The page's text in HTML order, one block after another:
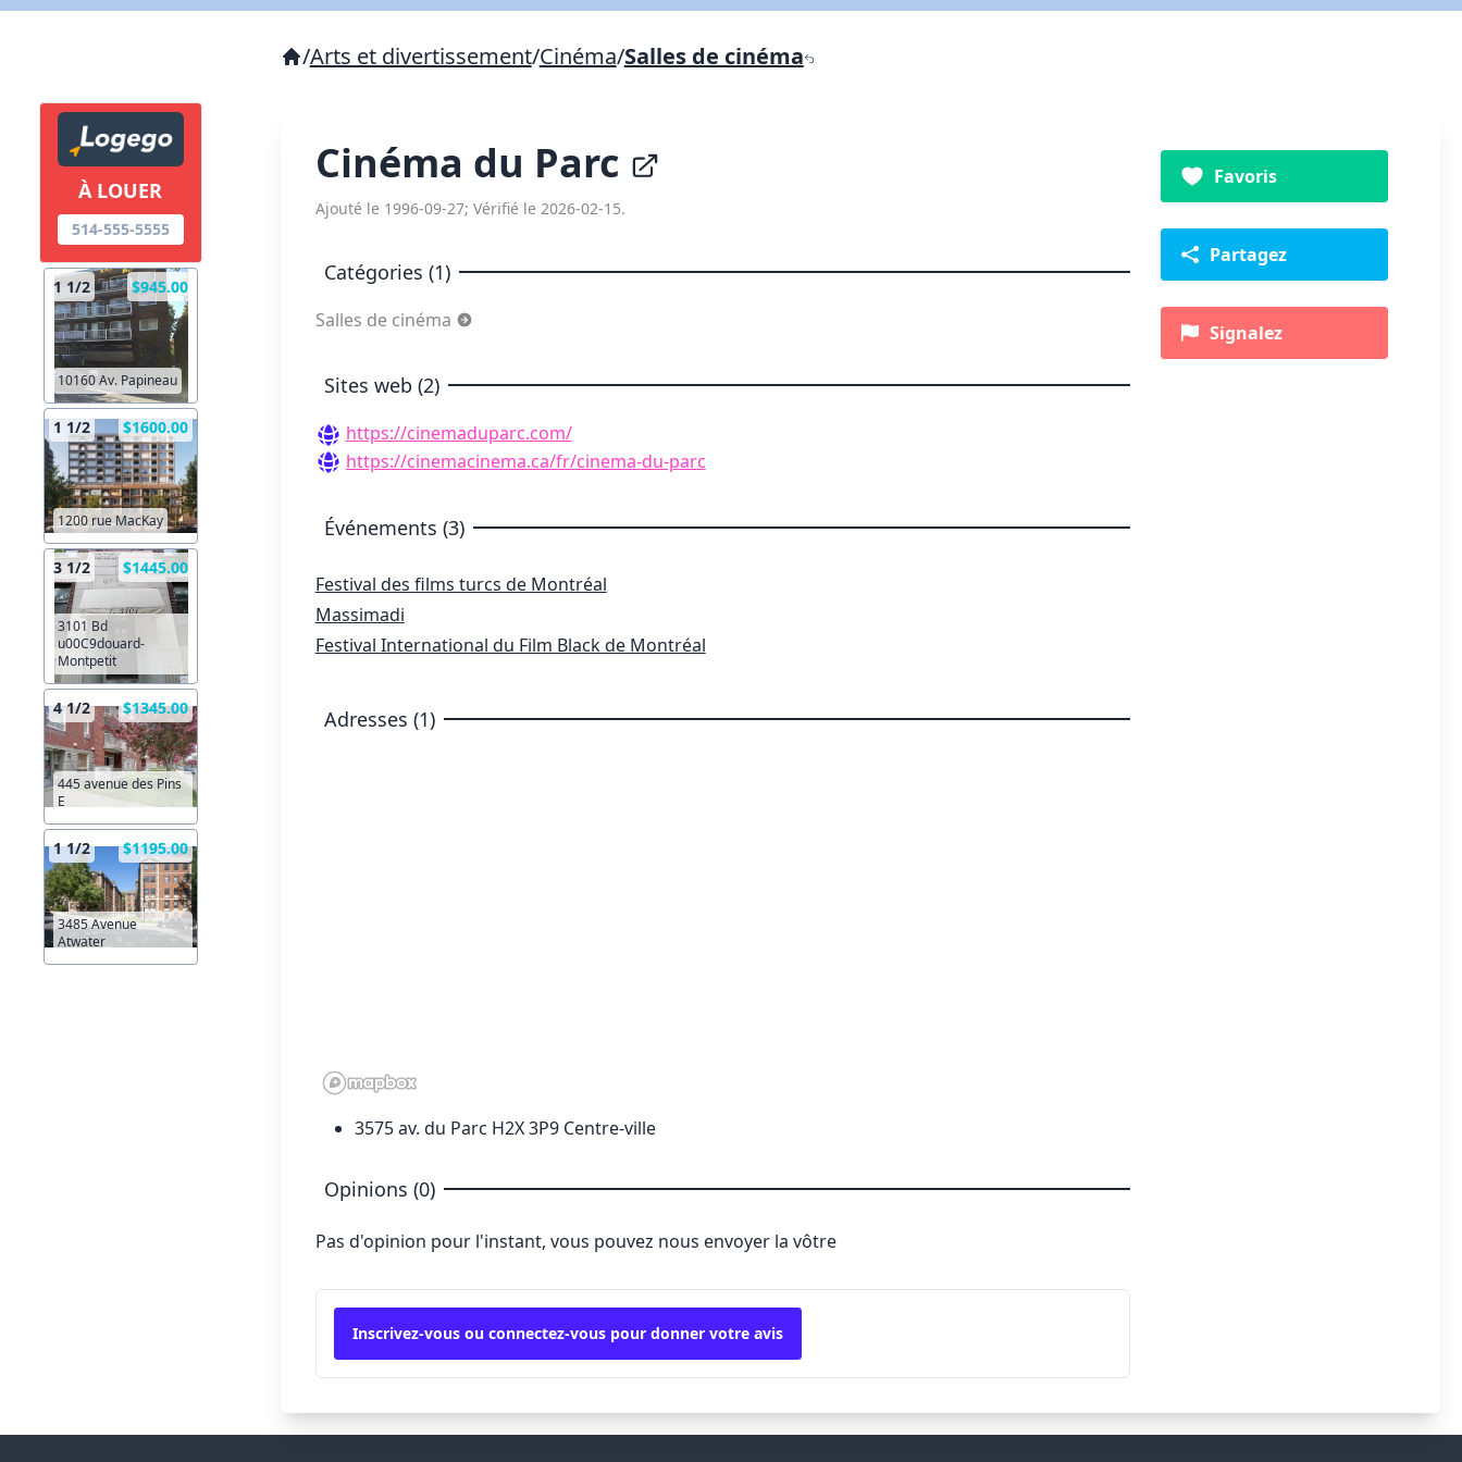
À LOUER
514-555-5555
1 1/2 $945.00
10160 Av. Papineau
1 1/2 $1600.00
1200 rue MacKay
3 1/2 $1445.00
3101 Bd
u00C9douard-
Montpetit
4 1/2 $1345.00
445 avenue des Pins
E
1 1/2 $1195.00
3485 Avenue
Atwater
/Arts et divertissement/Cinéma/Salles de cinéma
Cinéma du Parc
Ajouté le 1996-09-27; Vérifié le 2026-02-15.
Catégories (1)
Salles de cinéma
Sites web (2)
https://cinemaduparc.com/
https://cinemacinema.ca/fr/cinema-du-parc
Événements (3)
Festival des films turcs de Montréal
Massimadi
Festival International du Film Black de Montréal
Adresses (1)
3575 av. du Parc H2X 3P9 Centre-ville
Opinions (0)
Pas d'opinion pour l'instant, vous pouvez nous envoyer la vôtre
Inscrivez-vous ou connectez-vous pour donner votre avis
Favoris
Partagez
Signalez
X Fermer